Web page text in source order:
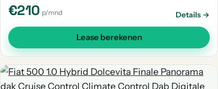
€210 p/mnd Details →
Lease berekenen